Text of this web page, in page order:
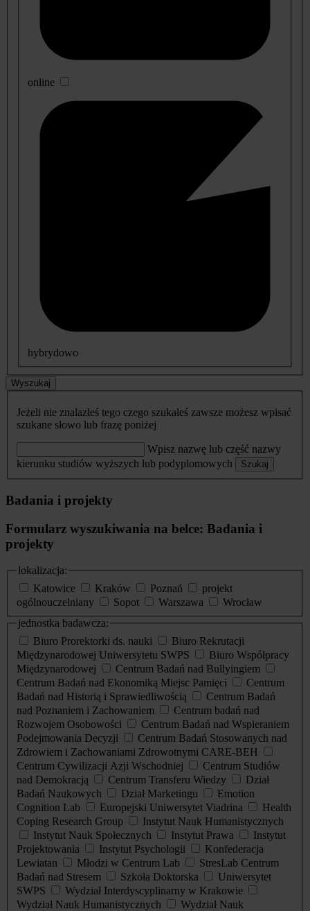
online
hybrydowo
Wyszukaj
Jeżeli nie znalazłeś tego czego szukałeś zawsze możesz wpisać
szukane słowo lub frazę poniżej
Wpisz nazwę lub część nazwy
kierunku studiów wyższych lub podyplomowych
Szukaj
Badania i projekty
Formularz wyszukiwania na belce: Badania i
projekty
lokalizacja:
Katowice
Kraków Poznań
projekt
ogólnouczelniany
Sopot Warszawa
Wrocław
jednostka badawcza:
Biuro Prorektorki ds. nauki
Biuro Rekrutacji
Międzynarodowej Uniwersytetu SWPS
Biuro Współpracy
Międzynarodowej
Centrum Badań nad Bullyingiem
Centrum Badań nad Ekonomiką Miejsc Pamięci
Centrum
Badań nad Historią i Sprawiedliwością
Centrum Badań
nad Poznaniem i Zachowaniem
Centrum badań nad
Rozwojem Osobowości
Centrum Badań nad Wspieraniem
Podejmowania Decyzji
Centrum Badań Stosowanych nad
Zdrowiem i Zachowaniami Zdrowotnymi CARE-BEH
Centrum Cywilizacji Azji Wschodniej
Centrum Studiów
nad Demokracją
Centrum Transferu Wiedzy
Dział
Badań Naukowych
Dział Marketingu
Emotion
Cognition Lab
Europejski Uniwersytet Viadrina
Health
Coping Research Group
Instytut Nauk Humanistycznych
Instytut Nauk Społecznych
Instytut Prawa
Instytut
Projektowania
Instytut Psychologii
Konfederacja
Lewiatan
Młodzi w Centrum Lab
StresLab Centrum
Badań nad Stresem
Szkoła Doktorska
Uniwersytet
SWPS
Wydział Interdyscyplinarny w Krakowie
Wydział Nauk Humanistycznych
Wydział Nauk